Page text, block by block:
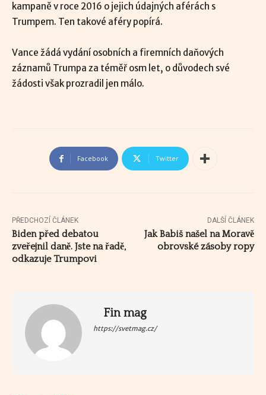
kampaně v roce 2016 o jejich údajných aférách s
Trumpem. Ten takové aféry popírá.
Vance žádá vydání osobních a firemních daňových
záznamů Trumpa za téměř osm let, o důvodech své
žádosti však prozradil jen málo.
Facebook Twitter
PŘEDCHOZÍ ČLÁNEK
Biden před debatou
zveřejnil daně. Jste na řadě,
odkazuje Trumpovi
DALŠÍ ČLÁNEK
Jak Babiš našel na Moravě
obrovské zásoby ropy
Fin mag
https://svetmag.cz/